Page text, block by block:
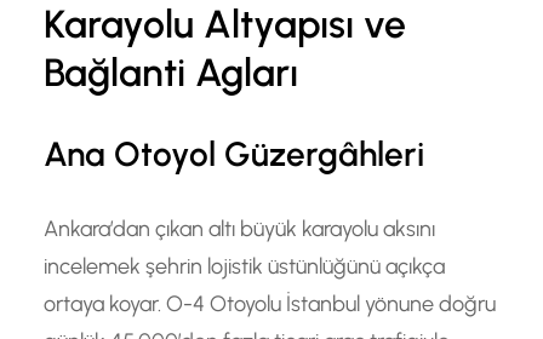
Karayolu Altyapısı ve
Bağlanti Agları
Ana Otoyol Güzergâhleri
Ankara’dan çıkan altı büyük karayolu aksını
incelemek şehrin lojistik üstünlüğünü açıkça
ortaya koyar. O-4 Otoyolu İstanbul yönune doğru